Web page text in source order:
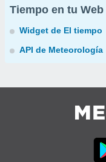
Tiempo en tu Web
Widget de El tiempo
API de Meteorología